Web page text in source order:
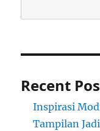
Recent
Inspirasi
Tampilan